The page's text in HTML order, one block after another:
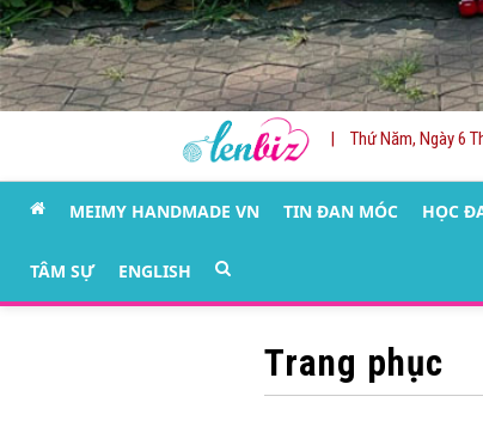
| Thứ Năm, Ngày 6
MEIMY HANDMADE VN TIN ĐAN MÓC HỌC
TÂM SỰ ENGLISH
Trang phục